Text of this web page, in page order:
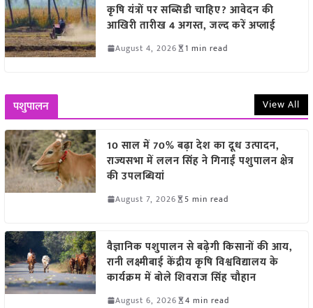
कृषि यंत्रों पर सब्सिडी चाहिए? आवेदन की
आखिरी तारीख 4 अगस्त, जल्द करें अप्लाई
August 4, 2026 1 min read
पशुपालन View All
10 साल में 70% बढ़ा देश का दूध उत्पादन,
राज्यसभा में ललन सिंह ने गिनाईं पशुपालन क्षेत्र
की उपलब्धियां
August 7, 2026 5 min read
वैज्ञानिक पशुपालन से बढ़ेगी किसानों की आय,
रानी लक्ष्मीबाई केंद्रीय कृषि विश्वविद्यालय के
कार्यक्रम में बोले शिवराज सिंह चौहान
August 6, 2026 4 min read